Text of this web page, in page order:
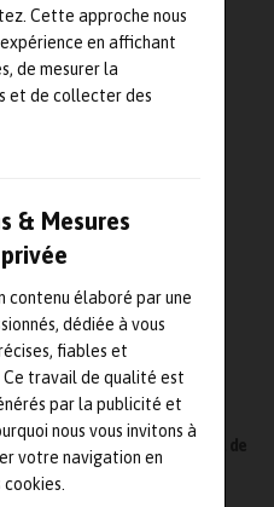
Cette approche nous
en affichant
de mesurer la
et de collecter des
& Mesures
contenu élaboré par une
dédiée à vous
fiables et
travail de qualité est
par la publicité et
nous vous invitons à
votre navigation en
dans la production
de test de production des
ses lignes de production et de